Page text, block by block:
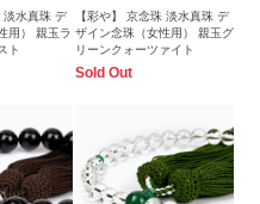
淡水真珠 デ
用） 親玉ラ
ト
【彩や】 京念珠 淡水真珠 デ
ザイン念珠（女性用） 親玉グ
リーンクォーツァイト
Sold Out